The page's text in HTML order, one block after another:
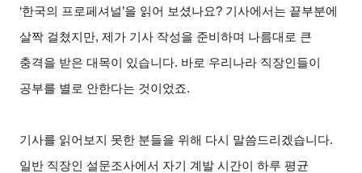
‘한국의 프로페셔널’을 읽어 보셨나요? 기사에서는 끝부분에
살짝 걸쳤지만, 제가 기사 작성을 준비하며 나름대로 큰
충격을 받은 대목이 있습니다. 바로 우리나라 직장인들이
공부를 별로 안한다는 것이었죠.
기사를 읽어보지 못한 분들을 위해 다시 말씀드리겠습니다.
일반 직장인 설문조사에서 자기 계발 시간이 하루 평균